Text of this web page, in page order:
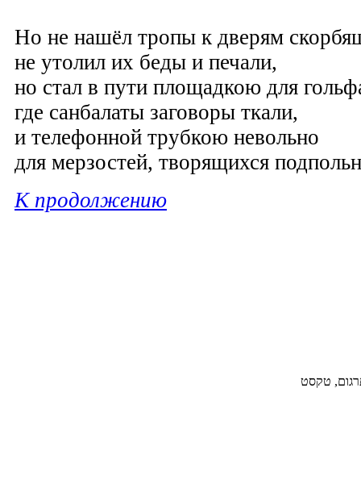
Но не нашёл тропы к дверям
не утолил их беды и печали,
но стал в пути площадкою для
где санбалаты заговоры ткали,
и телефонной трубкою невольно
для мерзостей, творящихся
К продолжению
טקסט